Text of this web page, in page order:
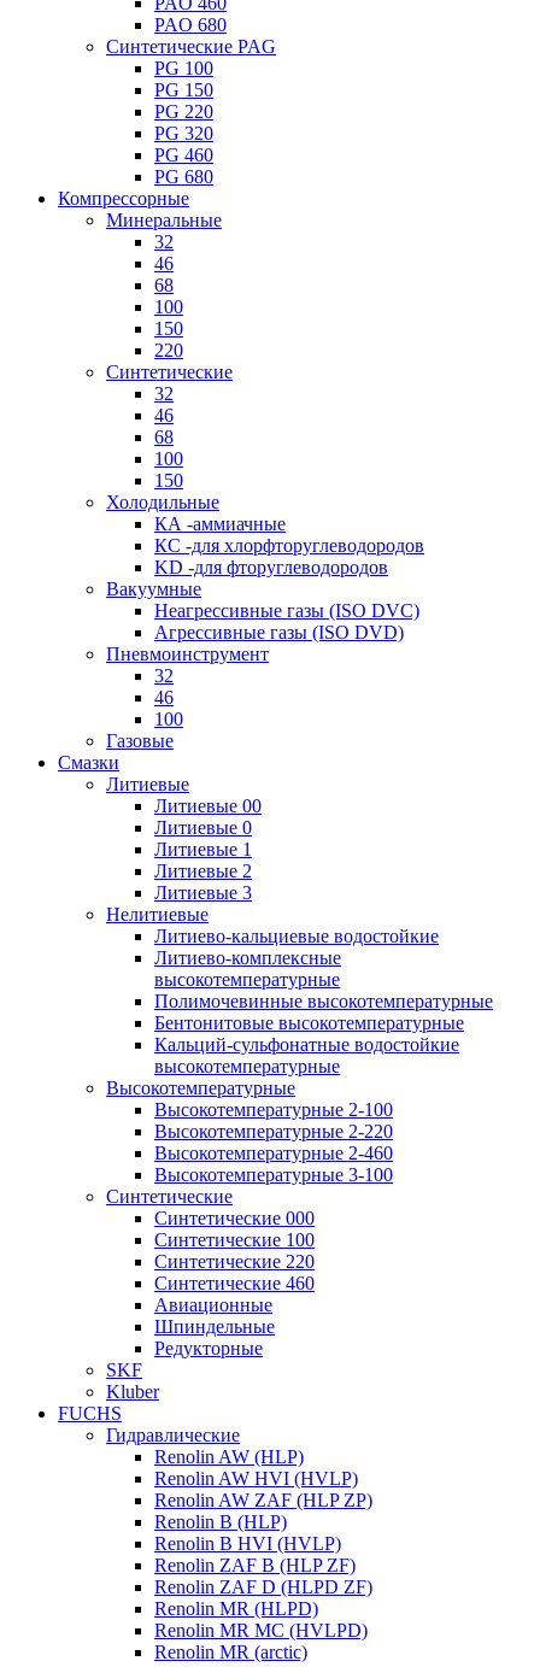
PAO 680
Синтетические PAG
PG 100
PG 150
PG 220
PG 320
PG 460
PG 680
Компрессорные
Минеральные
32
46
68
100
150
220
Синтетические
32
46
68
100
150
Холодильные
КА -аммиачные
КС -для хлорфторуглеводородов
KD -для фторуглеводородов
Вакуумные
Неагрессивные газы (ISO DVC)
Агрессивные газы (ISO DVD)
Пневмоинструмент
32
46
100
Газовые
Смазки
Литиевые
Литиевые 00
Литиевые 0
Литиевые 1
Литиевые 2
Литиевые 3
Нелитиевые
Литиево-кальциевые водостойкие
Литиево-комплексные
высокотемпературные
Полимочевинные высокотемпературные
Бентонитовые высокотемпературные
Кальций-сульфонатные водостойкие
высокотемпературные
Высокотемпературные
Высокотемпературные 2-100
Высокотемпературные 2-220
Высокотемпературные 2-460
Высокотемпературные 3-100
Синтетические
Синтетические 000
Синтетические 100
Синтетические 220
Синтетические 460
Авиационные
Шпиндельные
Редукторные
SKF
Kluber
FUCHS
Гидравлические
Renolin AW (HLP)
Renolin AW HVI (HVLP)
Renolin AW ZAF (HLP ZP)
Renolin B (HLP)
Renolin B HVI (HVLP)
Renolin ZAF B (HLP ZF)
Renolin ZAF D (HLPD ZF)
Renolin MR (HLPD)
Renolin MR MC (HVLPD)
Renolin MR (arctic)